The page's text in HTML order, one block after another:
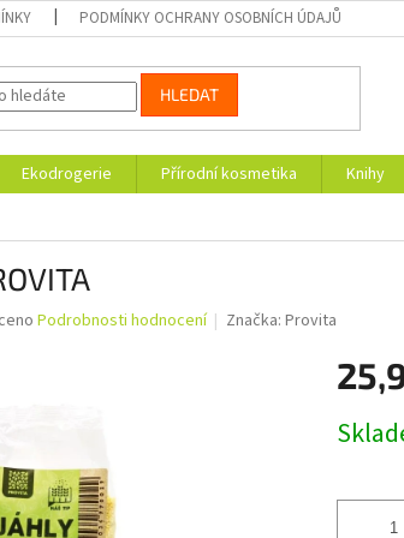
PODMÍNKY OCHRANY OSOBNÍCH ÚDAJŮ
HLEDAT
Ekodrogerie Přírodní kosmetika Knihy
Podrobnosti hodnocení Značka:Provita
cena: